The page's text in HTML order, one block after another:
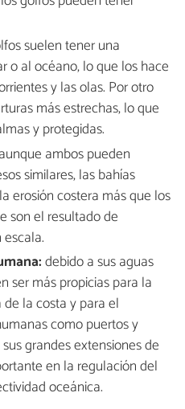
suelen tener una
o al océano, lo que los hace
y las olas. Por otro
más estrechas, lo que
y protegidas.
aunque ambos pueden
similares, las bahías
erosión costera más que los
son el resultado de
debido a sus aguas
ser más propicias para la
la costa y para el
como puertos y
grandes extensiones de
en la regulación del
oceánica.